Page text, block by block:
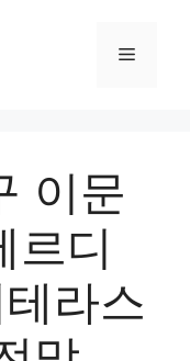
Menu
이문
르디
라스